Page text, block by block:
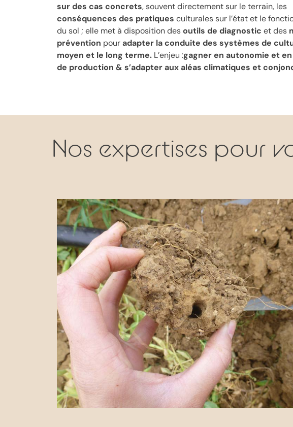
sur des cas concrets, souvent directement sur le terrain, les
conséquences des pratiques culturales sur l’état et le
du sol ; elle met à disposition desoutils de diagnostic et des
prévention pouradapter la conduite des systèmes de
moyen et le long terme. L’enjeu :gagner en autonomie et
de production & s’adapter aux aléas climatiques et
Nos expertises pour